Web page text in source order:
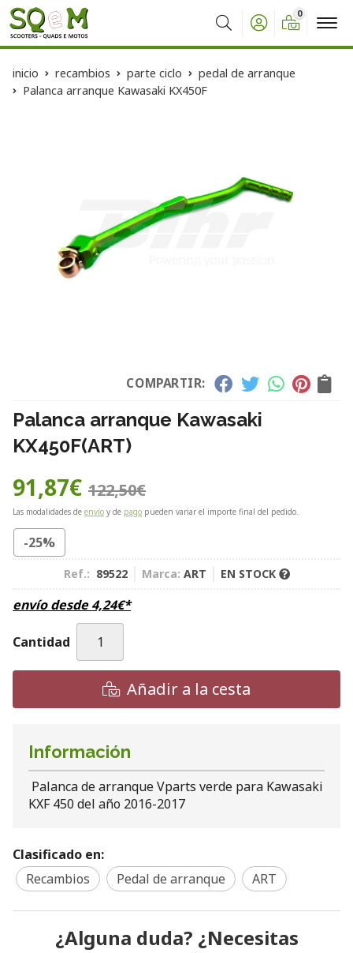
Buscar
0
inicio recambios parte ciclo
pedal de arranque
Palanca arranque Kawasaki KX450F
COMPARTIR:
Palanca arranque Kawasaki
KX450F(ART)
91,87€ 122,50€
Las modalidades de envío y de pago pueden variar el importe final del pedido.
-25%
Ref.: 89522 Marca: ART EN STOCK
envío desde4,24€*
Cantidad
Añadir a la cesta
Información
Palanca de arranque Vparts verde para Kawasaki
KXF 450 del año 2016-2017
Clasificado en:
Recambios
Pedal de arranque ART
¿Alguna duda? ¿Necesitas